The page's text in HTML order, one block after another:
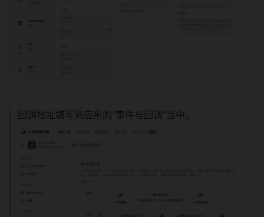
回调地址填写到应用的“事件与回调”当中。